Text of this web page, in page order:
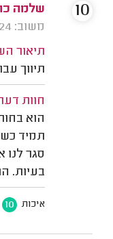
שלמה
משוב: 18/09/2024
תיאור
תיווך
חוות
הוא
תמיד
סגר לנו
בעיות.
איכות 10
10